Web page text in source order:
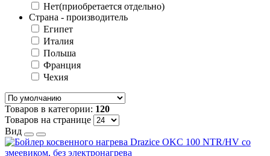
Нет(приобретается отдельно)
Страна - производитель
Египет
Италия
Польша
Франция
Чехия
Товаров в категории: 120
Товаров на странице
Вид